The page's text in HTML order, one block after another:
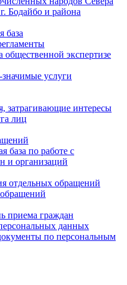
Бодайбо и района
база
общественной экспертизе
услуги
затрагивающие интересы
лиц
база по работе с
и организаций
отдельных обращений
приема граждан
данных
по персональным